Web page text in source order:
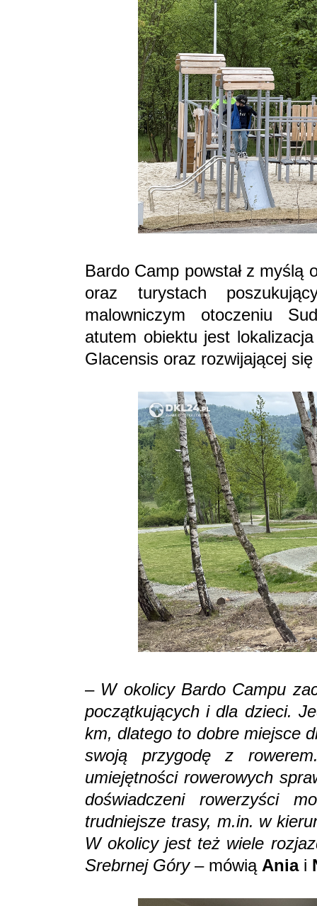
Bardo Camp powstał z myślą
oraz turystach
malowniczym otoczeniu
atutem obiektu jest
Glacensis oraz rozwijającej
– W okolicy Bardo Campu
początkujących i dla dzieci.
km, dlatego to dobre miejsce
swoją przygodę z
umiejętności rowerowych
doświadczeni rowerzyści
trudniejsze trasy, m.in. w
W okolicy jest też wiele
Srebrnej Góry– mówią Aniai